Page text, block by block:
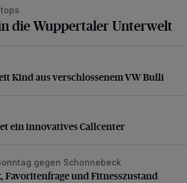
die Wuppertaler Unterwelt
Kind aus verschlossenem VW Bulli
Kind aus verschlossenem VW Bulli
ein innovatives Callcenter
ein innovatives Callcenter
Favoritenfrage und Fitnesszustand
gegen Schonnebeck
Favoritenfrage und Fitnesszustand